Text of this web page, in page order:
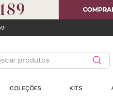
produtos
COLEÇÕES KITS
MAIS